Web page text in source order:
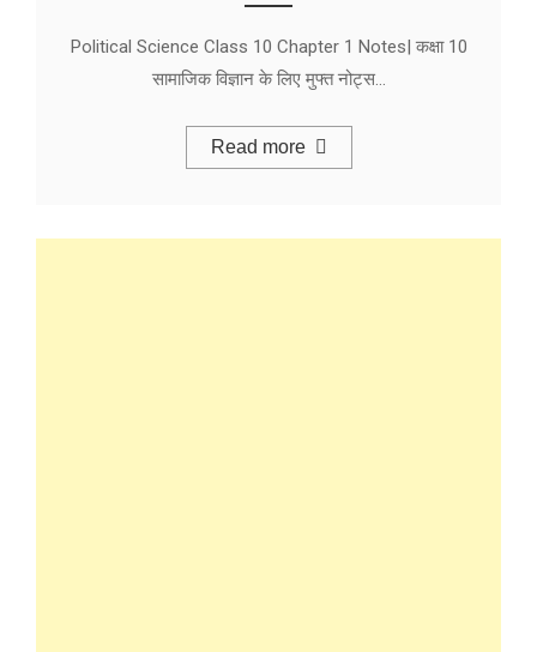
Political Science Class 10 Chapter 1 Notes| कक्षा 10
सामाजिक विज्ञान के लिए मुफ्त नोट्स…
Read more